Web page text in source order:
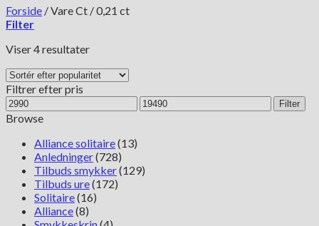
Forside /Vare Ct /0,21 ct
Filter
Viser 4 resultaterSorteret
popularitet
Filtrer efter pris
Mindste
pris
Højeste
pris
Filter
Browse
Alliance solitaire(13)
Anledninger(728)
Tilbuds smykker(129)
Tilbuds ure(172)
Solitaire(16)
Alliance(8)